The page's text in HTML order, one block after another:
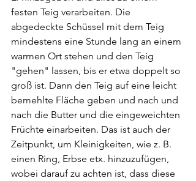
festen Teig verarbeiten. Die
abgedeckte Schüssel mit dem Teig
mindestens eine Stunde lang an einem
warmen Ort stehen und den Teig
"gehen" lassen, bis er etwa doppelt so
groß ist. Dann den Teig auf eine leicht
bemehlte Fläche geben und nach und
nach die Butter und die eingeweichten
Früchte einarbeiten. Das ist auch der
Zeitpunkt, um Kleinigkeiten, wie z. B.
einen Ring, Erbse etx. hinzuzufügen,
wobei darauf zu achten ist, dass diese